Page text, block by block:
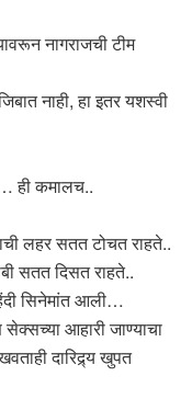
नागराजची टीम
नाही, हा इतर यशस्वी
ही कमालच..
लहर सतत टोचत राहते..
सतत दिसत राहते..
सिनेमांत आली…
आहारी जाण्याचा
दारिद्र्य खुपत